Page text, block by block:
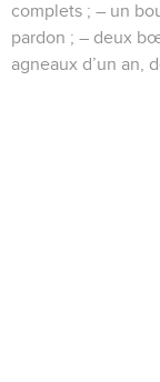
complets ; – un
pardon ; – deux
agneaux d’un an,